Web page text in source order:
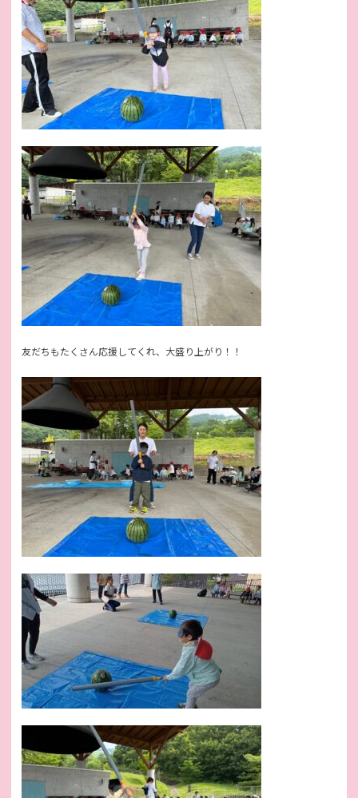
友だちもたくさん応援してくれ、大盛り上がり！！